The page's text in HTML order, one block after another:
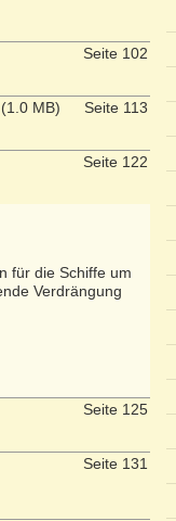
Seite 102
(1.0 MB)
Seite 113
Seite 122
für die Schiffe um
Verdrängung
Seite 125
Seite 131